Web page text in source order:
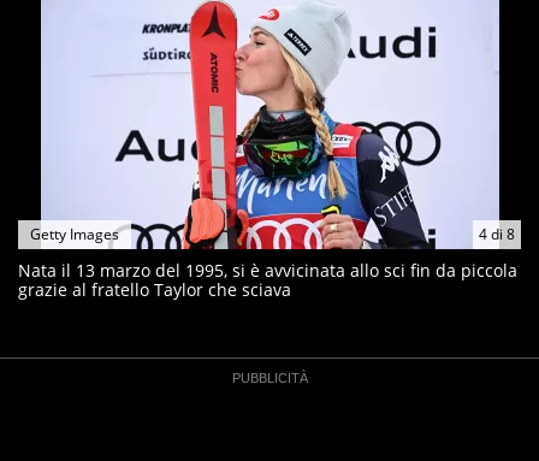
4di 8
Getty Images
Nata il 13 marzo del 1995, si è avvicinata allo sci fin da piccola
grazie al fratello Taylor che sciava